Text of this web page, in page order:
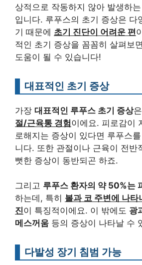
상적으로 작동하지 않아 발생하
입니다. 루푸스의 초기 증상은 다
기 때문에 초기 진단이 어려운 편
적인 초기 증상을 꼼꼼히 살펴보
도움이 될 수 있습니다!
대표적인 초기 증상
가장 대표적인 루푸스 초기 증상은
절/근육통 경험이에요. 피로감이
로해지는 증상이 있다면 루푸스
니다. 또한 관절이나 근육이 전반
뻣한 증상이 동반되곤 하죠.
그리고 루푸스 환자의 약 50%는
하는데, 특히 볼과 코 주변에 나타
진이 특징적이에요. 이 밖에도 광
메스꺼움 등의 증상이 나타날 수
다발성 장기 침범 가능